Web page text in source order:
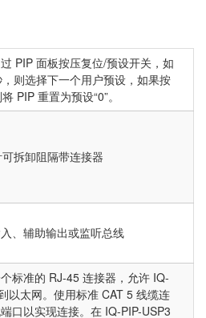
PIP 面板按压复位/预设开关，如
则选择下一个用户预设，如果按
PIP 重置为预设“0”。
拆卸阻隔带连接器
、辅助输出或监听总线
标准的 RJ-45 连接器，允许 IQ-
以太网。使用标准 CAT 5 线缆连
口以实现连接。在 IQ-PIP-USP3